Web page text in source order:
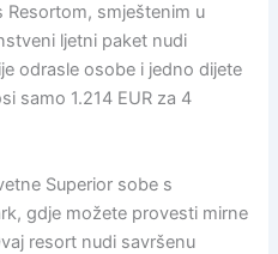
Resortom, smještenim u
ljetni paket nudi
odrasle osobe i jedno dijete
samo 1.214 EUR za 4
Superior sobe s
gdje možete provesti mirne
resort nudi savršenu